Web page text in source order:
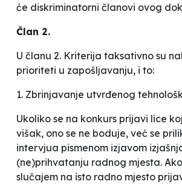
će diskriminatorni članovi ovog
Član 2.
U članu 2. Kriterija taksativno su
prioriteti u zapošljavanju, i to:
1. Zbrinjavanje utvrđenog
Ukoliko se na konkurs prijavi lice
višak, ono se ne boduje, već se
intervjua pismenom izjavom
(ne)prihvatanju radnog mjesta.
slučajem na isto radno mjesto